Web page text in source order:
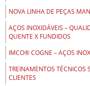
NOVA LINHA DE PEÇAS
AÇOS INOXIDÁVEIS –
QUENTE X FUNDIDOS
IMCO® COGNE – AÇOS
TREINAMENTOS TÉCNICOS
CLIENTES